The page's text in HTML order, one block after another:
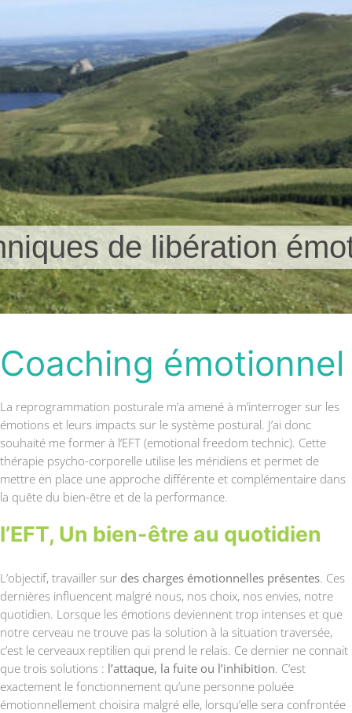
de libération
Coaching émotionnel
La reprogrammation posturale m’a amené à m’interroger sur les
émotions et leurs impacts sur le système postural. J’ai donc
souhaité me former à l’EFT (emotional freedom technic). Cette
thérapie psycho-corporelle utilise les méridiens et permet de
mettre en place une approche différente et complémentaire dans
la quête du bien-être et de la performance.
l’EFT, Un bien-être au quotidien
L’objectif, travailler sur des charges émotionnelles présentes. Ces
dernières influencent malgré nous, nos choix, nos envies, notre
quotidien. Lorsque les émotions deviennent trop intenses et que
notre cerveau ne trouve pas la solution à la situation traversée,
c’est le cerveaux reptilien qui prend le relais. Ce dernier ne connait
que trois solutions : l’attaque, la fuite ou l’inhibition. C’est
exactement le fonctionnement qu’une personne poluée
émotionnellement choisira malgré elle, lorsqu’elle sera confrontée